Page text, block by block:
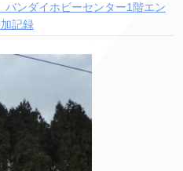
ンダイホビーセンター1階エン
記録